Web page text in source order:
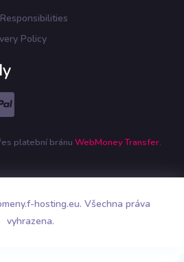
Policy
platební bránu WebMoney Transfer.
hosting.eu. Všechna práva
vyhrazena.